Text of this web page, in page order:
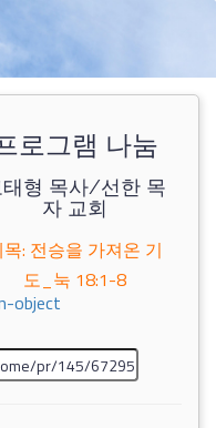
object
로그램 나눔
태형 목사/선한 목
자 교회
: 전승을 가져온 기
도_눅 18:1-8